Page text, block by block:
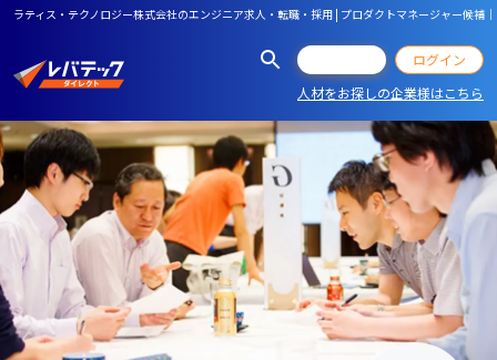
ラティス・テクノロジー株式会社のエンジニア求人・転職・採用 | プロダクトマネージャー候
ログイン
人材をお探しの企業様はこちら